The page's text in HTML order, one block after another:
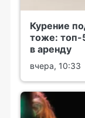
Курение
тоже: топ-
в аренду
вчера, 10:33